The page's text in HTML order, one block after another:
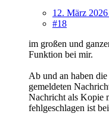
12. März
#18
im großen und
Funktion bei mir.
Ab und an haben
gemeldeten
Nachricht als Kopie
fehlgeschlagen ist